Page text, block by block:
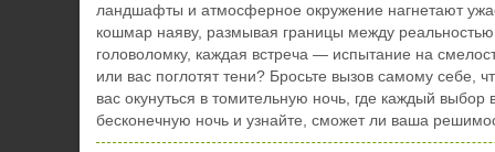
ландшафты и атмосферное окружение нагнетают
кошмар наяву, размывая границы между
головоломку, каждая встреча — испытание на
или вас поглотят тени? Бросьте вызов самому себе,
вас окунуться в томительную ночь, где каждый
бесконечную ночь и узнайте, сможет ли ваша